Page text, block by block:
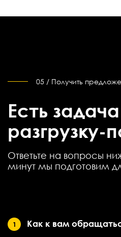
05 / Получить
Есть
разгрузку-
Ответьте на вопросы
минут мы подготовим
1 Как к вам